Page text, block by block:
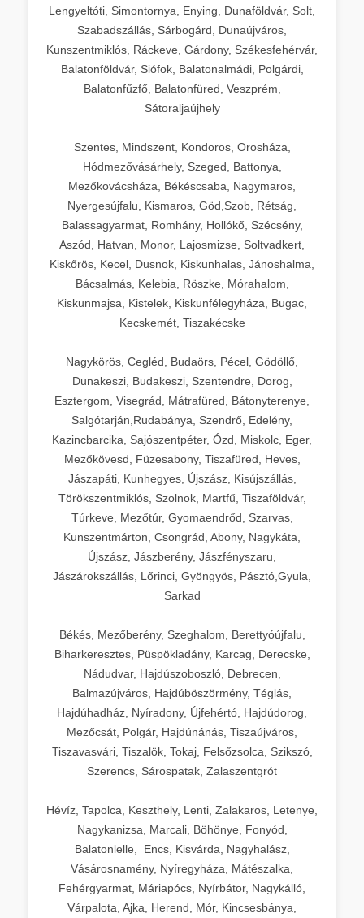
Lengyeltóti, Simontornya, Enying, Dunaföldvár, Solt,
Szabadszállás, Sárbogárd, Dunaújváros,
Kunszentmiklós, Ráckeve, Gárdony, Székesfehérvár,
Balatonföldvár, Siófok, Balatonalmádi, Polgárdi,
Balatonfűzfő, Balatonfüred, Veszprém,
Sátoraljaújhely
Szentes, Mindszent, Kondoros, Orosháza,
Hódmezővásárhely, Szeged, Battonya,
Mezőkovácsháza, Békéscsaba, Nagymaros,
Nyergesújfalu, Kismaros, Göd,Szob, Rétság,
Balassagyarmat, Romhány, Hollókő, Szécsény,
Aszód, Hatvan, Monor, Lajosmizse, Soltvadkert,
Kiskőrös, Kecel, Dusnok, Kiskunhalas, Jánoshalma,
Bácsalmás, Kelebia, Röszke, Mórahalom,
Kiskunmajsa, Kistelek, Kiskunfélegyháza, Bugac,
Kecskemét, Tiszakécske
Nagykörös, Cegléd, Budaörs, Pécel, Gödöllő,
Dunakeszi, Budakeszi, Szentendre, Dorog,
Esztergom, Visegrád, Mátrafüred, Bátonyterenye,
Salgótarján,Rudabánya, Szendrő, Edelény,
Kazincbarcika, Sajószentpéter, Ózd, Miskolc, Eger,
Mezőkövesd, Füzesabony, Tiszafüred, Heves,
Jászapáti, Kunhegyes, Újszász, Kisújszállás,
Törökszentmiklós, Szolnok, Martfű, Tiszaföldvár,
Túrkeve, Mezőtúr, Gyomaendrőd, Szarvas,
Kunszentmárton, Csongrád, Abony, Nagykáta,
Újszász, Jászberény, Jászfényszaru,
Jászárokszállás, Lőrinci, Gyöngyös, Pásztó,Gyula,
Sarkad
Békés, Mezőberény, Szeghalom, Berettyóújfalu,
Biharkeresztes, Püspökladány, Karcag, Derecske,
Nádudvar, Hajdúszoboszló, Debrecen,
Balmazújváros, Hajdúböszörmény, Téglás,
Hajdúhadház, Nyíradony, Újfehértó, Hajdúdorog,
Mezőcsát, Polgár, Hajdúnánás, Tiszaújváros,
Tiszavasvári, Tiszalök, Tokaj, Felsőzsolca, Szikszó,
Szerencs, Sárospatak, Zalaszentgrót
Hévíz, Tapolca, Keszthely, Lenti, Zalakaros, Letenye,
Nagykanizsa, Marcali, Böhönye, Fonyód,
Balatonlelle, Encs, Kisvárda, Nagyhalász,
Vásárosnamény, Nyíregyháza, Mátészalka,
Fehérgyarmat, Máriapócs, Nyírbátor, Nagykálló,
Várpalota, Ajka, Herend, Mór, Kincsesbánya,